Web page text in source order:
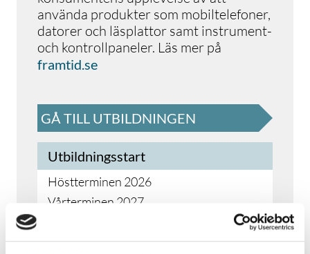
använda produkter som mobiltelefoner,
datorer och läsplattor samt instrument-
och kontrollpaneler. Läs mer på
framtid.se
GÅ TILL UTBILDNINGEN
Utbildningsstart
Höstterminen 2026
Vårterminen 2027
Utbildningsslut